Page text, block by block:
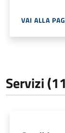
VAI ALLA
Servizi